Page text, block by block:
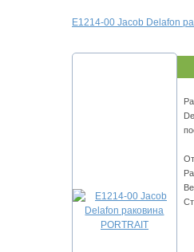
E1214-00 Jacob Delafon